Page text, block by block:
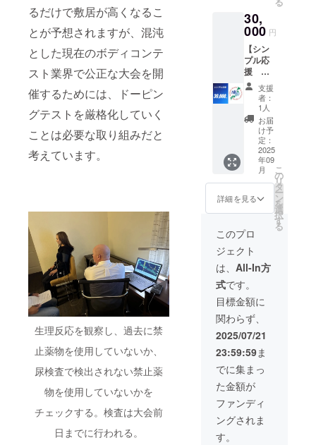
るだけで敷居が高くなるこ
とが予想されますが、混沌
とした現在のボディコンテ
スト業界で公正な大会を開
催するためには、ドーピン
グテストを厳格化していく
ことは必要な取り組みだと
考えています。
生理反応を観察し、過去に禁
止薬物を使用していないか、
尿検査で検出されない禁止薬
物を使用していないかを
チェックする。検査は大会前
日までに行われる。
理をお
願いい
たしま
す。紛
失・盗
難等の
責任は
負いか
ねま
す。
グラム
DM ※イ
ンスタ
グラム
より日
程の調
整をお
願いし
ます
(https://
www.in
stagra
m.com/
miho.55
55?
WFjcG
Q1NXJl
w==)
場所：
西梅田
レンタ
ルスタ
ジオ 期
限：発
行日か
ら6ヶ月
以内 予
約：イ
ンスタ
グラム
DM ※イ
ンスタ
グラム
程の調
整をお
ます
(https://
www.in
stagra
miho.55
55?
igsh=M
WFjcG
Q1NXJl
YzNxd
w==)
中・
肩・
腕・脚)
を指導
付きの
1on1合
同ト
レーニ
ングが
できま
所：ジ
ムガ
レージ
用賀 期
限：発
行日か
約：公
式ライ
ン ※公
式ライ
ンより
日程の
調整を
お願い
します
(https://
lin.ee/H
bZhLg3
30,
000 円
【シン
プル応
援
30,000
円】 全
日本大
会終了
後(9/14
以降)
に、大
会写真
付きの
お礼
メッ
セージ
をメー
ルにて
送りま
す。 な
お、内
容は全
員共通
となり
ますの
でご了
承くだ
さい。
※このリ
ターン
は3000
円のリ
ターン
と同じ
内容に
支援
者：
1人
お届
け予
定：
2025
年09
月
詳細を見る
こ
の
リ
タ
ー
ン
を
選
択
す
る
このプロ
ジェクト
は、 All-In方
式です。
目標金額に
関わらず、
2025/07/21
23:59:59ま
でに集まっ
た金額が
ファンディ
ングされま
す。